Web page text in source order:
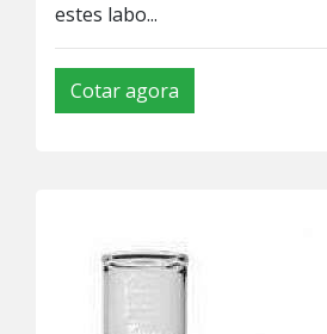
estes labo...
Cotar agora